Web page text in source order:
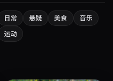
日常 悬疑 美食
音乐
运动